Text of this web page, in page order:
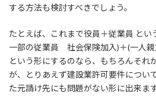
する方法も検討すべきでしょう。
たとえば、これまで役員＋従業員 とい
一部の従業員 社会保険加入)＋(一人
という形にするのなら、もちろんそれ
が、とりあえず建設業許可要件につい
た元請け先にも問題がない形に出来ます